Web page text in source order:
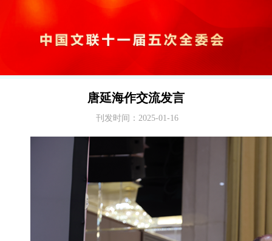
唐延海作交流发言
刊发时间：2025-01-16